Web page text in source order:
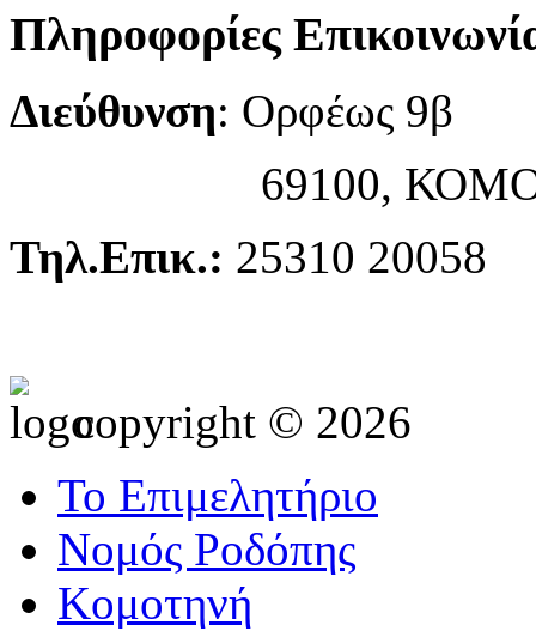
Πληροφορίες
Διεύθυνση: Ορφέως 9β
69100,
Τηλ.Επικ.: 25310 20058
copyright © 2026
Το Επιμελητήριο
Νομός Ροδόπης
Κομοτηνή